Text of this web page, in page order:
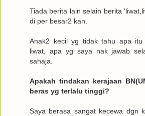
Tiada berita lain selain berita
di per besar2 kan.
Anak2 kecil yg tidak tahu apa
liwat, apa yg saya nak jawab
sahaja.
Apakah tindakan kerajaan
beras yg terlalu tinggi?
Saya berasa sangat kecewa dgn